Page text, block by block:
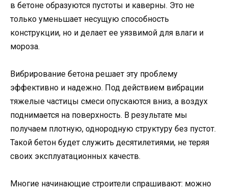
в бетоне образуются пустоты и каверны. Это не
только уменьшает несущую способность
конструкции, но и делает ее уязвимой для влаги и
мороза.
Вибрирование бетона решает эту проблему
эффективно и надежно. Под действием вибрации
тяжелые частицы смеси опускаются вниз, а воздух
поднимается на поверхность. В результате мы
получаем плотную, однородную структуру без пустот.
Такой бетон будет служить десятилетиями, не теряя
своих эксплуатационных качеств.
Многие начинающие строители спрашивают: можно